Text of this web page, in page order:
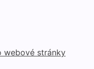
webové stránky